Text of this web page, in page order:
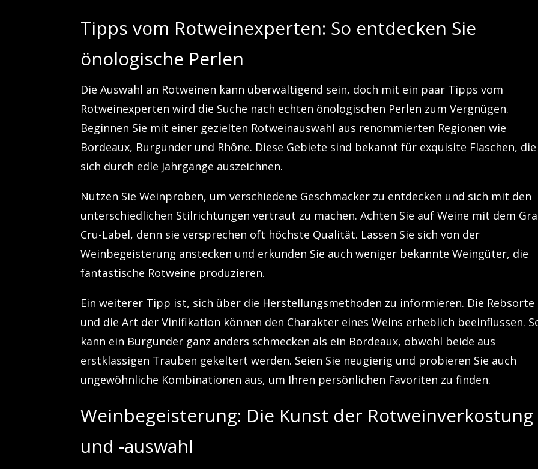
Tipps vom Rotweinexperten: So entdecken Sie
önologische Perlen
Die Auswahl an Rotweinen kann überwältigend sein, doch mit ein paar Tipps vom
Rotweinexperten wird die Suche nach echten önologischen Perlen zum Vergnügen.
Beginnen Sie mit einer gezielten Rotweinauswahl aus renommierten Regionen wie
Bordeaux, Burgunder und Rhône. Diese Gebiete sind bekannt für exquisite Flaschen, die
sich durch edle Jahrgänge auszeichnen.
Nutzen Sie Weinproben, um verschiedene Geschmäcker zu entdecken und sich mit den
unterschiedlichen Stilrichtungen vertraut zu machen. Achten Sie auf Weine mit dem
Cru-Label, denn sie versprechen oft höchste Qualität. Lassen Sie sich von der
Weinbegeisterung anstecken und erkunden Sie auch weniger bekannte Weingüter, die
fantastische Rotweine produzieren.
Ein weiterer Tipp ist, sich über die Herstellungsmethoden zu informieren. Die Rebsorte
und die Art der Vinifikation können den Charakter eines Weins erheblich beeinflussen.
kann ein Burgunder ganz anders schmecken als ein Bordeaux, obwohl beide aus
erstklassigen Trauben gekeltert werden. Seien Sie neugierig und probieren Sie auch
ungewöhnliche Kombinationen aus, um Ihren persönlichen Favoriten zu finden.
Weinbegeisterung: Die Kunst der Rotweinverkostung
und -auswahl